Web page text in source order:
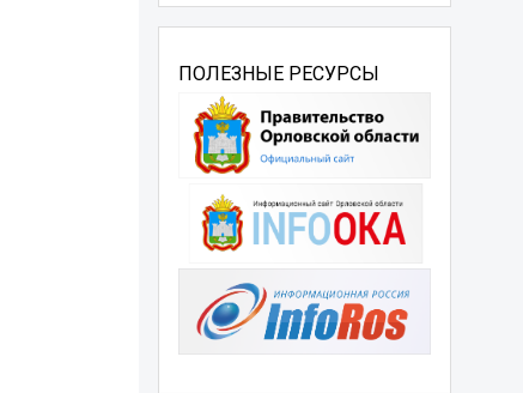
ПОЛЕЗНЫЕ РЕСУРСЫ